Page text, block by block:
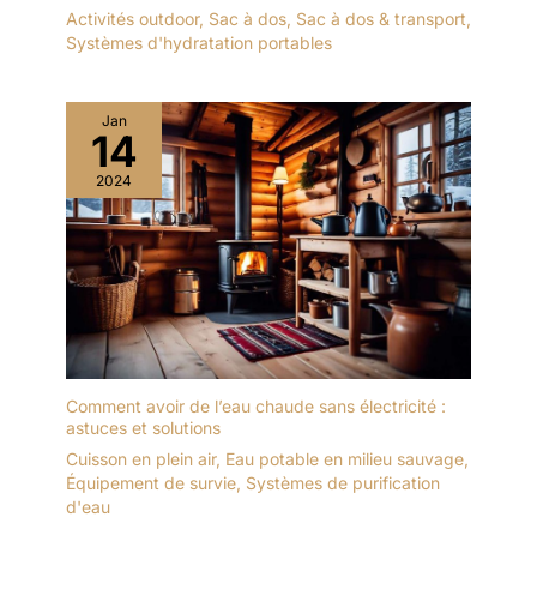
Activités outdoor, Sac à dos, Sac à dos & transport,
Systèmes d'hydratation portables
Jan
14
2024
Comment avoir de l’eau chaude sans électricité :
astuces et solutions
Cuisson en plein air, Eau potable en milieu sauvage,
Équipement de survie, Systèmes de purification
d'eau